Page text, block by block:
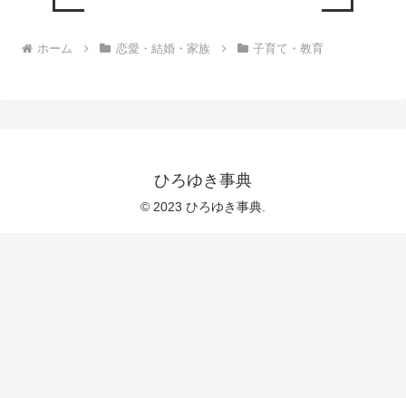
ホーム 恋愛・結婚・家族 子育て・教育
ひろゆき事典
© 2023 ひろゆき事典.